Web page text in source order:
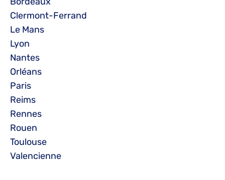
Clermont-Ferrand
Le Mans
Lyon
Nantes
Orléans
Paris
Reims
Rennes
Rouen
Toulouse
Valencienne